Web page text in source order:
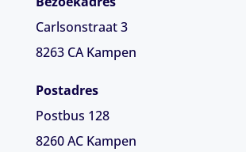
Carlsonstraat 3
8263 CA Kampen
Postadres
Postbus 128
8260 AC Kampen